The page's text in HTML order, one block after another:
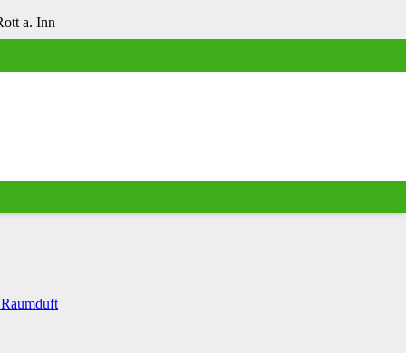
a. Inn